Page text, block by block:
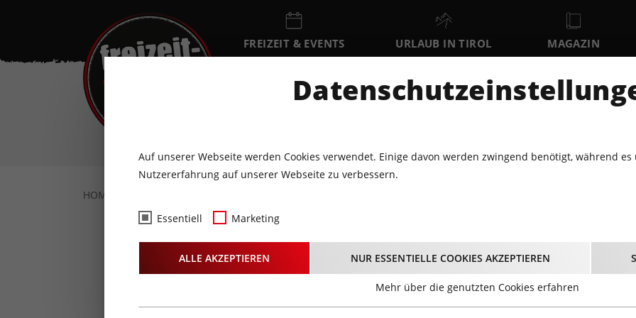
FREIZEIT & EVENTS URLAUB IN TIROL MAGAZIN
EVENTKALENDER
MO DI MI 13
HOME
Dick Brave – Back for Good /
More Tour 2026
Auf unserer Webseite werden Cookies verwendet. Einige davon werden zwingend benötigt, während
Nutzererfahrung auf unserer Webseite zu verbessern.
Essentiell Marketing
ALLE AKZEPTIEREN NUR ESSENTIELLE COOKIES AKZEPTIEREN
Mehr über die genutzten Cookies erfahren